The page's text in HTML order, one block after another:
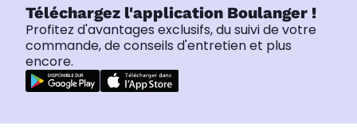
Téléchargez l'application Boulanger !
Profitez d'avantages exclusifs, du suivi de votre
commande, de conseils d'entretien et plus
encore.